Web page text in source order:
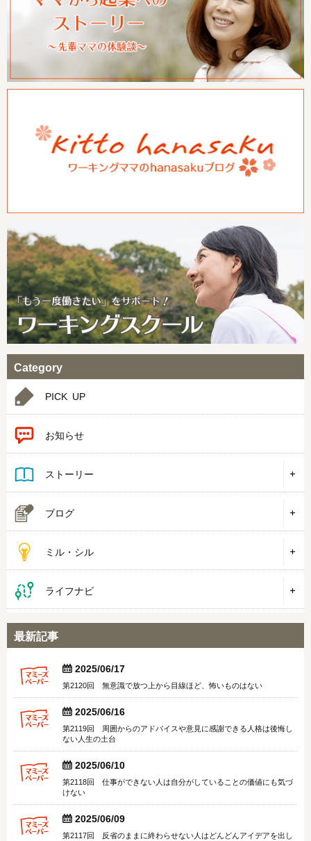
Category
PICK UP
お知らせ
ストーリー
ブログ
ミル・シル
ライフナビ
最新記事
  2025/06/17
第2120回 無意識で放つ上から目線ほど、怖いものはない
  2025/06/16
第2119回 周囲からのアドバイスや意見に感謝できる人格は後悔し
ない人生の土台
  2025/06/10
第2118回 仕事ができない人は自分がしていることの価値にも気づ
けない
  2025/06/09
第2117回 反省のままに終わらせない人はどんどんアイデアを出し